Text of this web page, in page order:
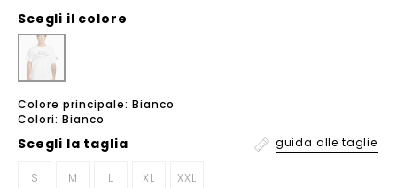
Scegli il colore
Colore principale: Bianco
Colori: Bianco
Scegli la taglia guida alle taglie
S M L XL XXL